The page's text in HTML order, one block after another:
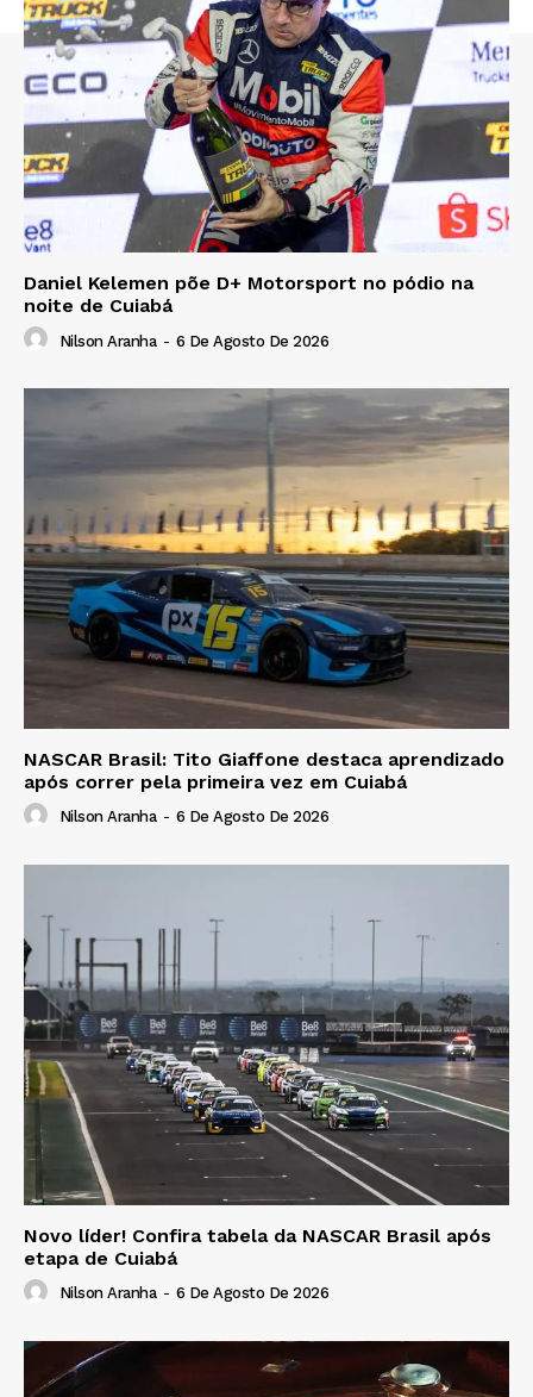
Daniel Kelemen põe D+ Motorsport no pódio na
noite de Cuiabá
Nilson Aranha - 6 De Agosto De 2026
NASCAR Brasil: Tito Giaffone destaca aprendizado
após correr pela primeira vez em Cuiabá
Nilson Aranha - 6 De Agosto De 2026
Novo líder! Confira tabela da NASCAR Brasil após
etapa de Cuiabá
Nilson Aranha - 6 De Agosto De 2026